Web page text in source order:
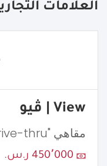
العلامات
View | ڤيو
مقاهي "Drive-thru"
450٬000 ر.س.